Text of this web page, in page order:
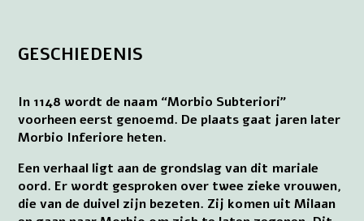
GESCHIEDENIS
In 1148 wordt de naam “Morbio Subteriori”
voorheen eerst genoemd. De plaats gaat jaren later
Morbio Inferiore heten.
Een verhaal ligt aan de grondslag van dit mariale
oord. Er wordt gesproken over twee zieke vrouwen,
die van de duivel zijn bezeten. Zij komen uit Milaan